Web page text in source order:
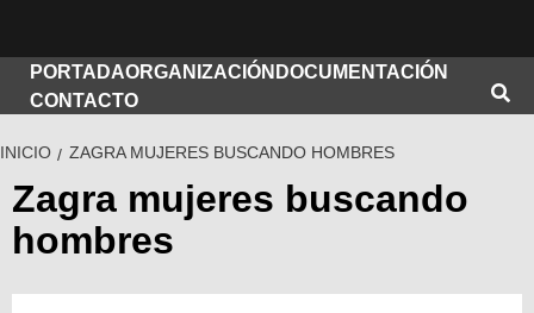
PORTADAORGANIZACIÓN DOCUMENTACIÓN
CONTACTO
INICIO ZAGRA MUJERES BUSCANDO HOMBRES
Zagra mujeres buscando
hombres